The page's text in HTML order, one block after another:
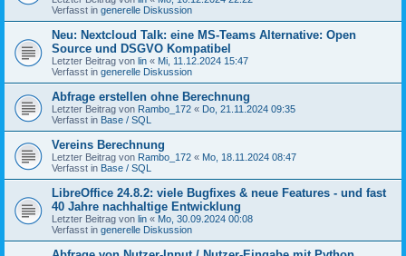
Verfasst in generelle Diskussion
Neu: Nextcloud Talk: eine MS-Teams Alternative: Open
Source und DSGVO Kompatibel
Letzter Beitrag von lin « Mi, 11.12.2024 15:47
Verfasst in generelle Diskussion
Abfrage erstellen ohne Berechnung
Letzter Beitrag von Rambo_172 « Do, 21.11.2024 09:35
Verfasst in Base / SQL
Vereins Berechnung
Letzter Beitrag von Rambo_172 « Mo, 18.11.2024 08:47
Verfasst in Base / SQL
LibreOffice 24.8.2: viele Bugfixes & neue Features - und fast
40 Jahre nachhaltige Entwicklung
Letzter Beitrag von lin « Mo, 30.09.2024 00:08
Verfasst in generelle Diskussion